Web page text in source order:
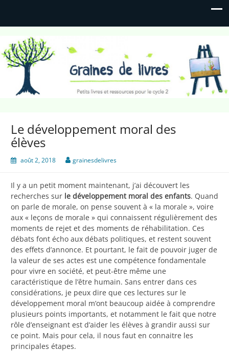
Graines de livres
Petits livres et ressources pour le cycle 2
Le développement moral des
élèves
août 2, 2018 grainesdelivres
Il y a un petit moment maintenant, j’ai découvert les
recherches sur le développement moral des enfants. Quand
on parle de morale, on pense souvent à « la morale », voire
aux « leçons de morale » qui connaissent régulièrement des
moments de rejet et des moments de réhabilitation. Ces
débats font écho aux débats politiques, et restent souvent
des effets d’annonce. Et pourtant, le fait de pouvoir juger de
la valeur de ses actes est une compétence fondamentale
pour vivre en société, et peut-être même une
caractéristique de l’être humain. Sans entrer dans ces
considérations, je peux dire que ces lectures sur le
développement moral m’ont beaucoup aidée à comprendre
plusieurs points importants, et notamment le fait que notre
rôle d’enseignant est d’aider les élèves à grandir aussi sur
ce point. Mais pour cela, il nous faut en connaitre les
principales étapes.